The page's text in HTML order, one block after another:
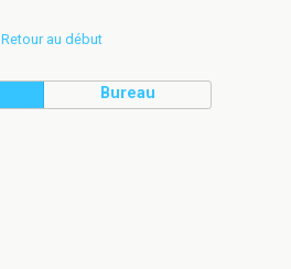
Retour au début
Bureau